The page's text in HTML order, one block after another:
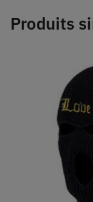
Produits